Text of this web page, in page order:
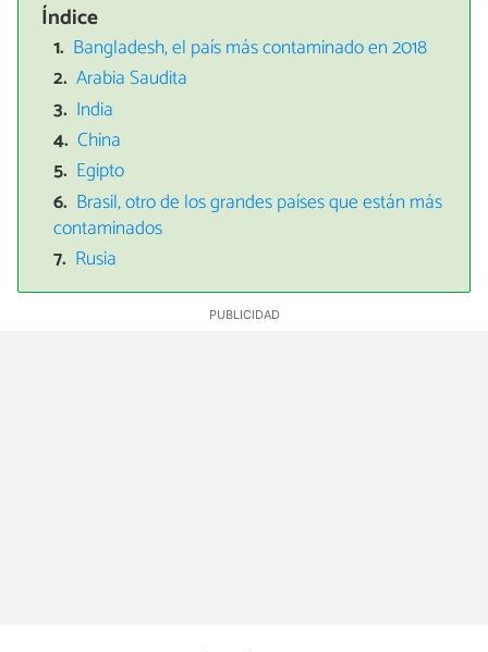
Índice
Bangladesh, el país más contaminado en 2018
Arabia Saudita
India
China
Egipto
Brasil, otro de los grandes países que están más
contaminados
Rusia